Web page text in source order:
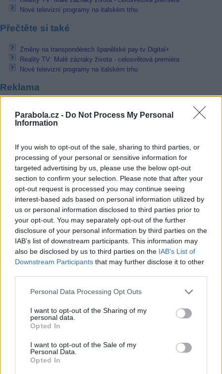
Parabola.cz - Do Not Process My Personal
Information
If you wish to opt-out of the sale, sharing to third parties, or
processing of your personal or sensitive information for
targeted advertising by us, please use the below opt-out
section to confirm your selection. Please note that after your
opt-out request is processed you may continue seeing
interest-based ads based on personal information utilized by
us or personal information disclosed to third parties prior to
your opt-out. You may separately opt-out of the further
disclosure of your personal information by third parties on the
IAB’s list of downstream participants. This information may
also be disclosed by us to third parties on the IAB’s List of
Downstream Participants that may further disclose it to other
Personal Data Processing Opt Outs
I want to opt-out of the Sharing of my
personal data.
Opted In
I want to opt-out of the Sale of my
Personal Data.
Opted In
Nové televizní programy na italském trhu
Přečtěte si také
Změny na transpondérech španělské pay-tv Digital+
Reality TV: Malé zázraky života - celosvětová premiéra
Nové televizní programy na italském trhu
Reklama
07.08.2026 - Bosch Powertrain s.r.o. Jihlava • obsluha CNC strojů •
48.400 Kč • náborový bonus 50.000 Kč • příspěvek na ubytování
okres Jihlava)
07.08.2026 -Specialista pro elektronická zařízení údržby (m/ž) (tř.
Klementa 869, Mladá Boleslav II)
06.08.2026 -Bosch Powertrain s.r.o. Jihlava • CNC operátor• mzda
Kč • náborový bonus 50.000 Kč • příspěvek na ubytování (Jihlava,
Jihlava)
06.08.2026 -Bosch Powertrain s.r.o. • montážní dělník • mzda 44.700
týdenní zálohy na mzdu 2.000 Kč (Jihlava, okres Jihlava)
... další nabídky zaměstnání
Vybrané články
Prima sport - co nabídne v prvním
vysílacím týdnu
Kdy a kde bude Prima sport k